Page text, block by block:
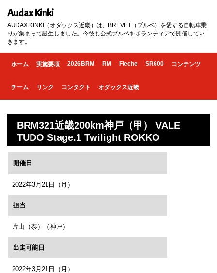
Audax Kinki
AUDAX KINKI（オダックス近畿）は、BREVET（ブルベ）を愛する自転車乗
りが集まって誕生しました。今後も公式ブルベをボランティアで開催してい
きます。
ホーム 実施要項 2026BRM RM Fleche SR600 コンテンツ
チーム リンク コンタクト オダックス近畿
BRM321近畿200km神戸（甲） VALE
TUDO Stage.1 Twilight ROKKO
開催日
2022年3月21日（月）
担当
片山（泰）（神戸）
出走可能日
2022年3月21日（月）